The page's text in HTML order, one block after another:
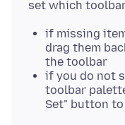
if missing
drag them
the toolbar
if you do not
toolbar
Set" button